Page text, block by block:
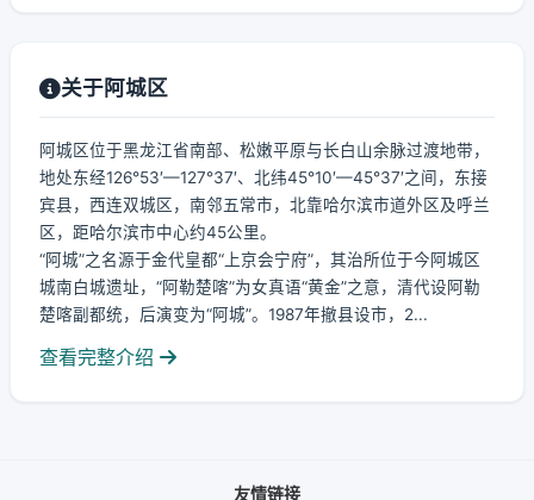
关于阿城区
阿城区位于黑龙江省南部、松嫩平原与长白山余脉过渡地带，
地处东经126°53′—127°37′、北纬45°10′—45°37′之间，东接
宾县，西连双城区，南邻五常市，北靠哈尔滨市道外区及呼兰
区，距哈尔滨市中心约45公里。
“阿城”之名源于金代皇都“上京会宁府”，其治所位于今阿城区
城南白城遗址，“阿勒楚喀”为女真语“黄金”之意，清代设阿勒
楚喀副都统，后演变为“阿城”。1987年撤县设市，2...
查看完整介绍
友情链接